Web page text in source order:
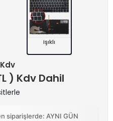
Işıklı
) Kdv Dahil
siparişlerde: AYNI GÜN